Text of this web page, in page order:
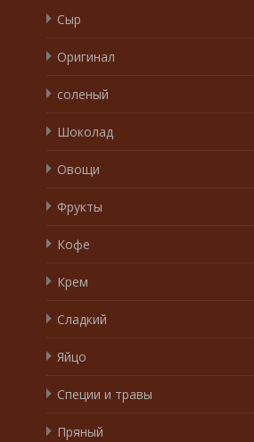
Сыр
Оригинал
соленый
Шоколад
Овощи
Фрукты
Кофе
Крем
Сладкий
Яйцо
Специи и травы
Пряный